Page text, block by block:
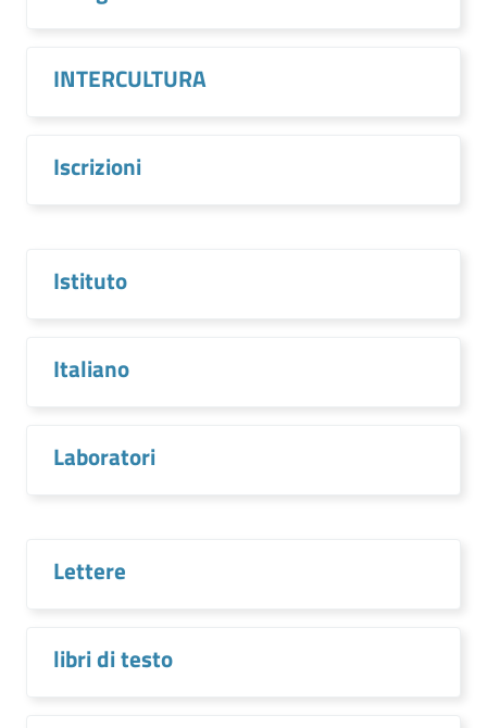
INTERCULTURA
Iscrizioni
Istituto
Italiano
Laboratori
Lettere
libri di testo